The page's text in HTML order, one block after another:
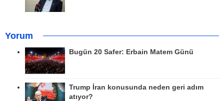
Yorum
Bugün 20 Safer: Erbain Matem Günü
Trump İran konusunda neden geri adım
atıyor?